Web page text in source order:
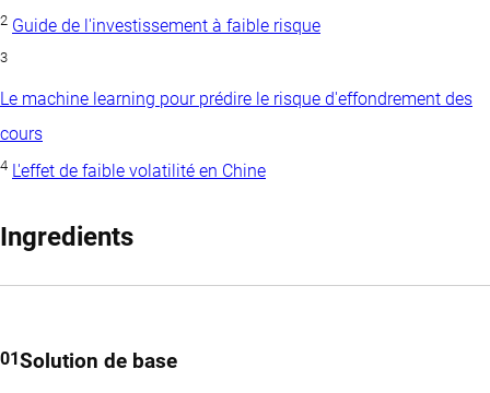
2 Guide de l'investissement à faible risque
3
Le machine learning pour prédire le risque d'effondrement des
cours
4 L'effet de faible volatilité en Chine
Ingredients
Solution de base